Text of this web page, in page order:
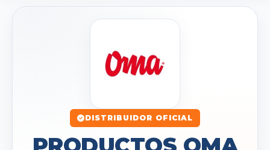
DISTRIBUIDOR OFICIAL